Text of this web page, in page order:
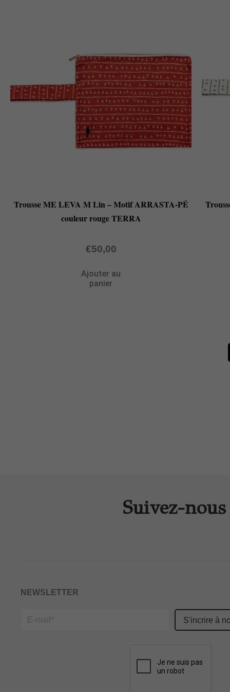
Trousse ME LEVA M Lin – Motif ARRASTA-PÉ
couleur rouge TERRA
€50,00
Ajouter au
panier
Suivez-
NEWSLETTER
Please
leave
field
empty.